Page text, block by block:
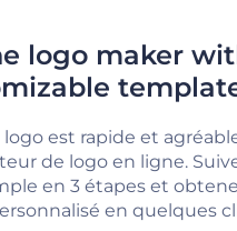
logo maker
est rapide et
de logo en ligne.
en 3 étapes et
en quelques